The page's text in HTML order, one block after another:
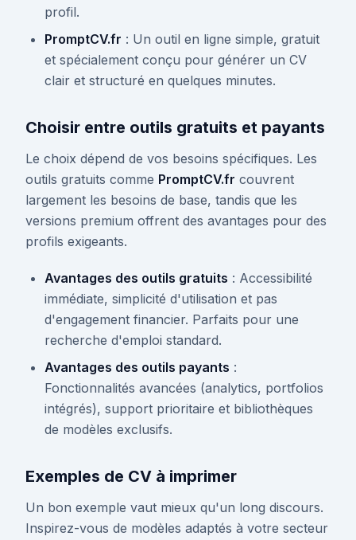
profil.
PromptCV.fr : Un outil en ligne simple, gratuit
et spécialement conçu pour générer un CV
clair et structuré en quelques minutes.
Choisir entre outils gratuits et payants
Le choix dépend de vos besoins spécifiques. Les
outils gratuits comme PromptCV.fr couvrent
largement les besoins de base, tandis que les
versions premium offrent des avantages pour des
profils exigeants.
Avantages des outils gratuits : Accessibilité
immédiate, simplicité d'utilisation et pas
d'engagement financier. Parfaits pour une
recherche d'emploi standard.
Avantages des outils payants :
Fonctionnalités avancées (analytics, portfolios
intégrés), support prioritaire et bibliothèques
de modèles exclusifs.
Exemples de CV à imprimer
Un bon exemple vaut mieux qu'un long discours.
Inspirez-vous de modèles adaptés à votre secteur